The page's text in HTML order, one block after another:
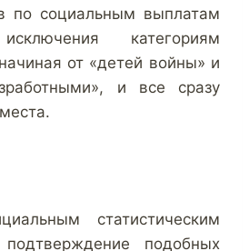
по социальным выплатам
категориям
от «детей войны» и
и все сразу
статистическим
подобных